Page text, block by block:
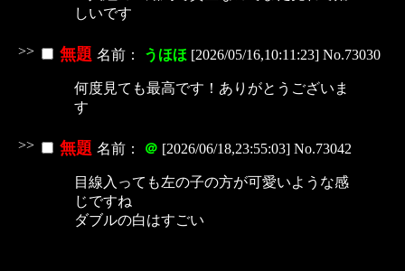
しいです
>> 無題 名前： うほほ [2026/05/16,10:11:23] No.73030
何度見ても最高です！ありがとうございま
す
>> 無題 名前： ＠ [2026/06/18,23:55:03] No.73042
目線入っても左の子の方が可愛いような感
じですね
ダブルの白はすごい